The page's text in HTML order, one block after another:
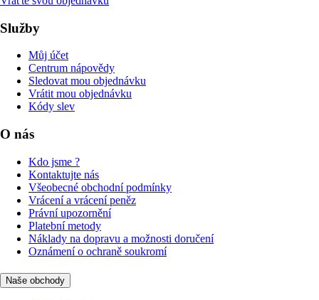
Služby
Můj účet
Centrum nápovědy
Sledovat mou objednávku
Vrátit mou objednávku
Kódy slev
O nás
Kdo jsme ?
Kontaktujte nás
Všeobecné obchodní podmínky
Vrácení a vrácení peněz
Právní upozornění
Platební metody
Náklady na dopravu a možnosti doručení
Oznámení o ochraně soukromí
Naše obchody